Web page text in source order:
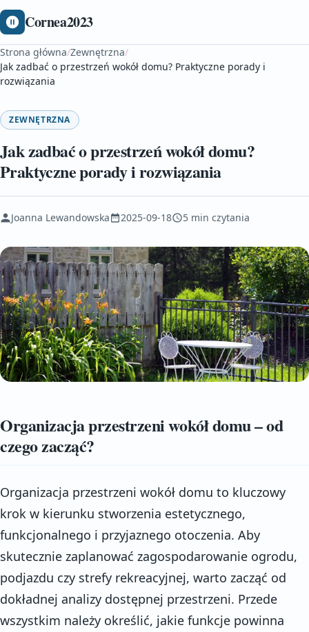
Cornea2023
Strona główna/Zewnętrzna/
Jak zadbać o przestrzeń wokół domu? Praktyczne porady i
rozwiązania
ZEWNĘTRZNA
Jak zadbać o przestrzeń wokół domu?
Praktyczne porady i rozwiązania
Joanna Lewandowska 2025-09-18 5 min czytania
Organizacja przestrzeni wokół domu – od
czego zacząć?
Organizacja przestrzeni wokół domu to kluczowy
krok w kierunku stworzenia estetycznego,
funkcjonalnego i przyjaznego otoczenia. Aby
skutecznie zaplanować zagospodarowanie ogrodu,
podjazdu czy strefy rekreacyjnej, warto zacząć od
dokładnej analizy dostępnej przestrzeni. Przede
wszystkim należy określić, jakie funkcje powinna